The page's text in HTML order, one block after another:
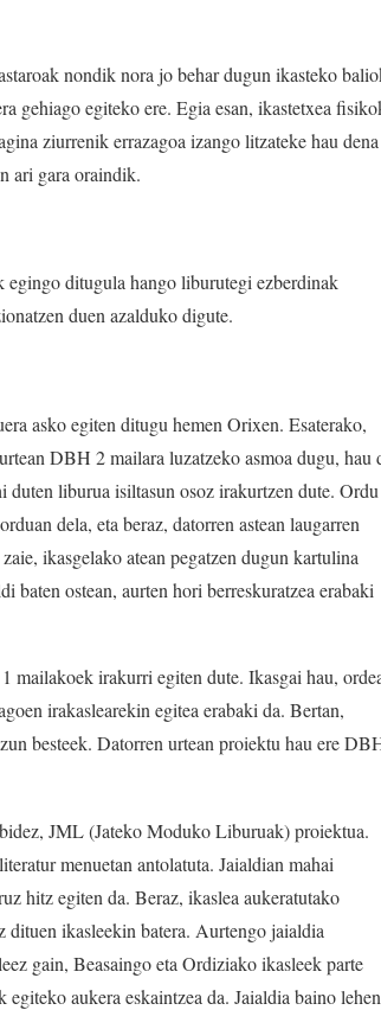
nondik nora jo behar dugun ikasteko
gehiago egiteko ere. Egia esan, ikastetxea
ziurrenik errazagoa izango litzateke hau dena
ari gara oraindik.
ditugula hango liburutegi ezberdinak
duen azalduko digute.
asko egiten ditugu hemen Orixen. Esaterako,
DBH 2 mailara luzatzeko asmoa dugu, hau
duten liburua isiltasun osoz irakurtzen dute. Ordu
dela, eta beraz, datorren astean laugarren
ikasgelako atean pegatzen dugun kartulina
baten ostean, aurten hori berreskuratzea erabaki
irakurri egiten dute. Ikasgai hau,
irakaslearekin egitea erabaki da. Bertan,
besteek. Datorren urtean proiektu hau ere
JML (Jateko Moduko Liburuak) proiektua.
menuetan antolatuta. Jaialdian mahai
hitz egiten da. Beraz, ikaslea aukeratutako
dituen ikasleekin batera. Aurtengo jaialdia
gain, Beasaingo eta Ordiziako ikasleek parte
aukera eskaintzea da. Jaialdia baino